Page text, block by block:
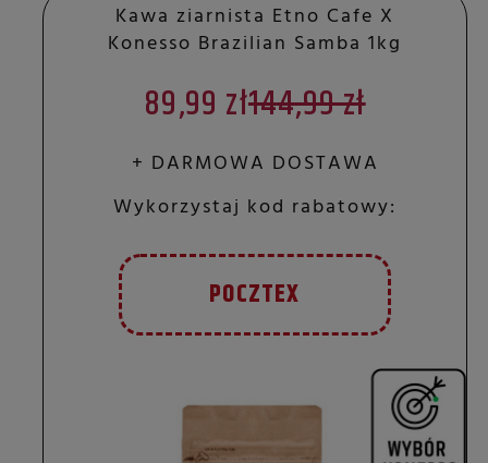
Kawa ziarnista Etno Cafe X
Konesso Brazilian Samba 1kg
89,99 zł144,99 zł
+ DARMOWA DOSTAWA
Wykorzystaj kod rabatowy:
POCZTEX